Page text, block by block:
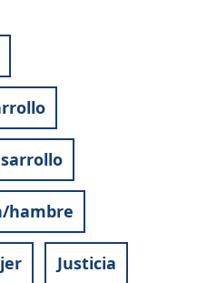
hambre
Justicia